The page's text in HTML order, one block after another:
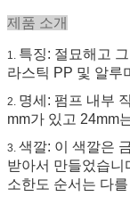
제품 소개
1. 특징: 절묘해고
라스틱 PP 및 알루
2. 명세: 펌프 내부
mm가 있고 24mm
3. 색깔: 이 색깔은
받아서 만들었습니
소한도 순서는 다